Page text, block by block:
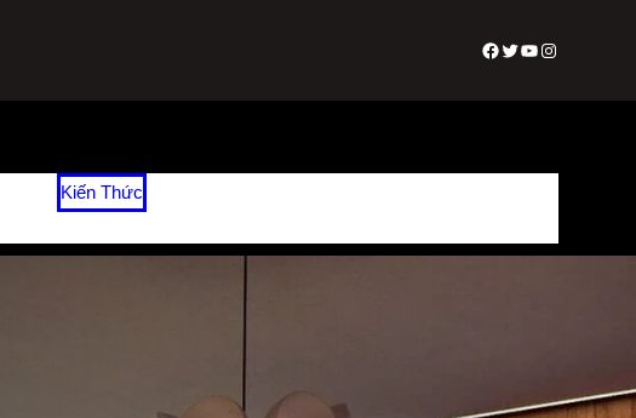
Facebook
Twitter
Youtube
Instagram
Kiến Thức